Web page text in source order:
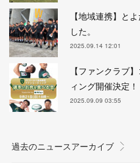
【地域連携】と
した。
2025.09.14 12:01
【ファンクラブ
ィング開催決定！
2025.09.09 03:55